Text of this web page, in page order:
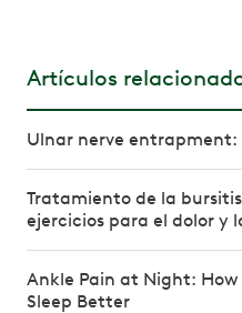
Artículos
Ulnar nerve
Tratamiento de la
ejercicios para el dolor y
Ankle Pain at Night:
Sleep Better